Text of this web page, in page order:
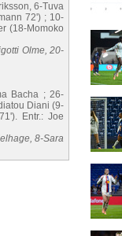
6-Tuva
72') ; 10-
(18-Momoko
Olme, 20-
Bacha ; 26-
Diani (9-
Entr.: Joe
8-Sara